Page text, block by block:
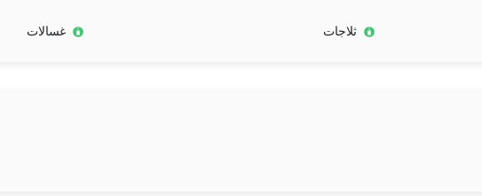
ثلاجات غسالات